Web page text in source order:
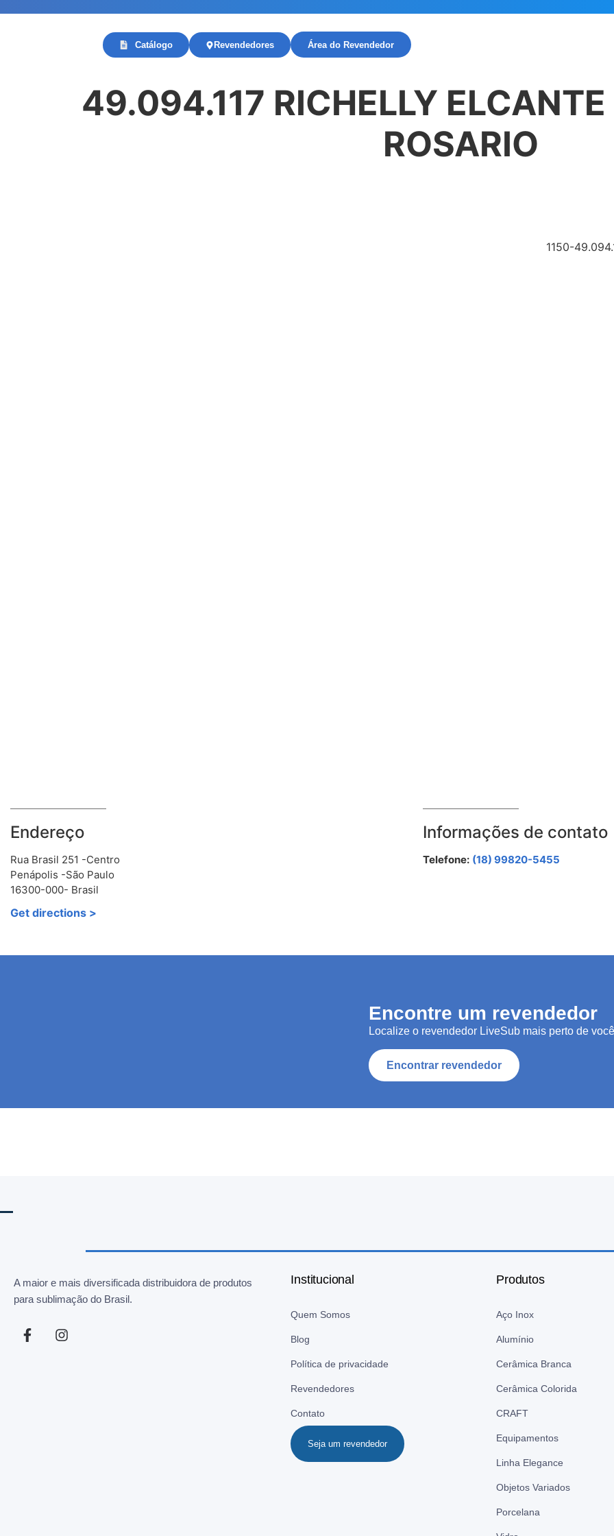
Catálogo Revendedores Área do Revendedor
49.094.117 RICHELLY
ROSARIO
1150-
Endereço
Rua Brasil 251 -Centro
Penápolis -São Paulo
16300-000- Brasil
Get directions >
Informações de contato
Telefone: (18) 99820-5455
Encontre um revendedor
Localize o revendedor LiveSub mais perto de
Encontrar revendedor
A maior e mais diversificada distribuidora de produtos
para sublimação do Brasil.
Institucional
Quem Somos
Blog
Política de privacidade
Revendedores
Contato
Seja um revendedor
Produtos
Aço Inox
Alumínio
Cerâmica Branca
Cerâmica Colorida
CRAFT
Equipamentos
Linha Elegance
Objetos Variados
Porcelana